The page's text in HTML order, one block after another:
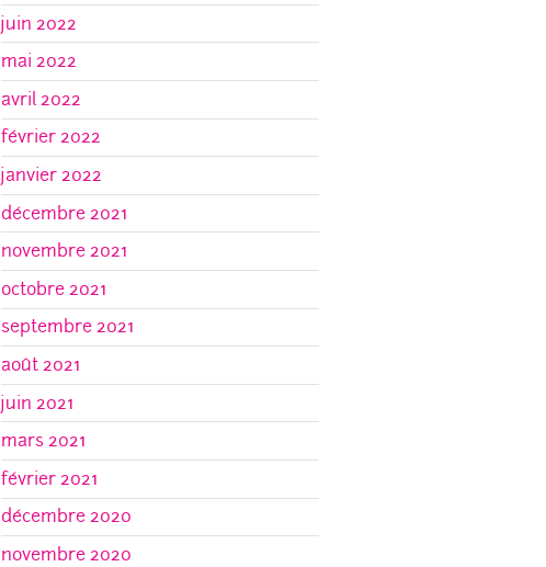
juin 2022
mai 2022
avril 2022
février 2022
janvier 2022
décembre 2021
novembre 2021
octobre 2021
septembre 2021
août 2021
juin 2021
mars 2021
février 2021
décembre 2020
novembre 2020